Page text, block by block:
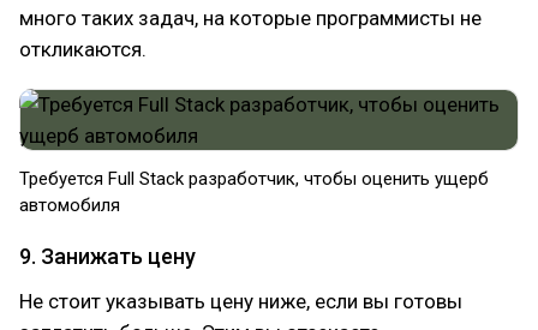
много таких задач, на которые программисты не
откликаются.
Требуется Full Stack разработчик, чтобы оценить ущерб
автомобиля
9. Занижать цену
Не стоит указывать цену ниже, если вы готовы